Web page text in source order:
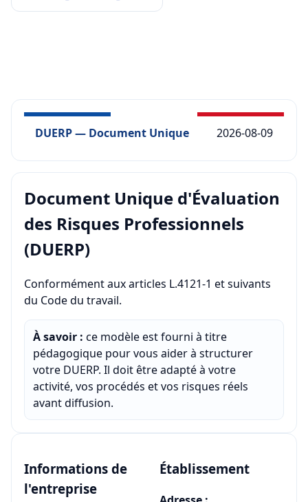
DUERP — Document Unique 2026-08-09
Document Unique d'Évaluation
des Risques Professionnels
(DUERP)
Conformément aux articles L.4121-1 et suivants
du Code du travail.
À savoir : ce modèle est fourni à titre
pédagogique pour vous aider à structurer
votre DUERP. Il doit être adapté à votre
activité, vos procédés et vos risques réels
avant diffusion.
Informations de
l'entreprise
Établissement